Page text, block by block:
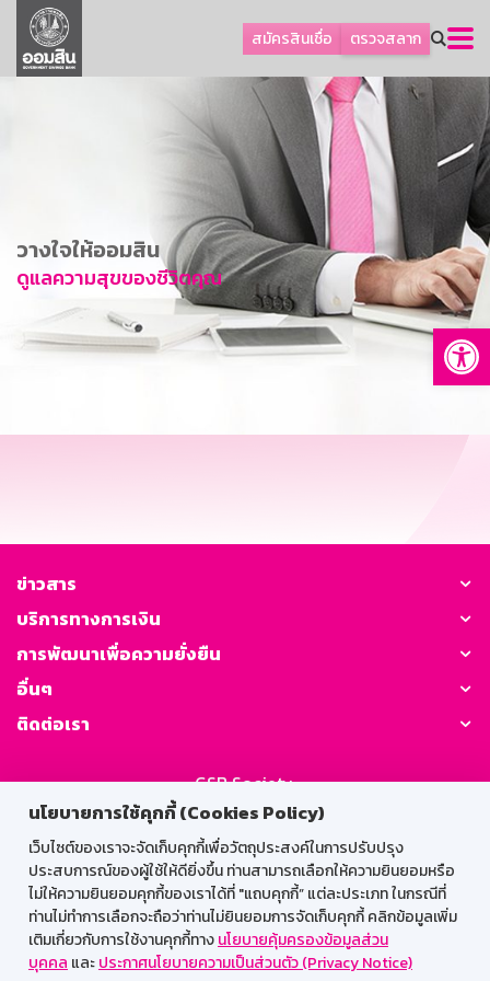
นโยบายการใช้คุกกี้ (Cookies Policy)
เว็บไซต์ของเราจะจัดเก็บคุกกี้เพื่อวัตถุประสงค์ในการปรับปรุง
ประสบการณ์ของผู้ใช้ให้ดียิ่งขึ้น ท่านสามารถเลือกให้ความยินยอมหรือ
ไม่ให้ความยินยอมคุกกี้ของเราได้ที่ "แถบคุกกี้” แต่ละประเภท ในกรณีที่
ท่านไม่ทำการเลือกจะถือว่าท่านไม่ยินยอมการจัดเก็บคุกกี้ คลิกข้อมูลเพิ่ม
เติมเกี่ยวกับการใช้งานคุกกี้ทางนโยบายคุ้มครองข้อมูลส่วน
บุคคล และประกาศนโยบายความเป็นส่วนตัว (Privacy Notice)
สมัครสินเชื่อ ตรวจสลาก
ลูกค้าธุรกิจ
ลูกค้าผู้ประกอบรายย่อย
การพัฒนาที่ยั่งยืน
ข่าวสาร
บริการทางการเงิน
อื่นๆ
วางใจให้ออมสิน
ดูแลความสุขของชีวิตคุณ
ข่าวสาร
บริการทางการเงิน
การพัฒนาเพื่อความยั่งยืน
อื่นๆ
ติดต่อเรา
GSB Society:
สำหรับพนักงาน
Web HR
GSB Wisdom
M-Search
เข้าสู่ระบบเน็ตเมล